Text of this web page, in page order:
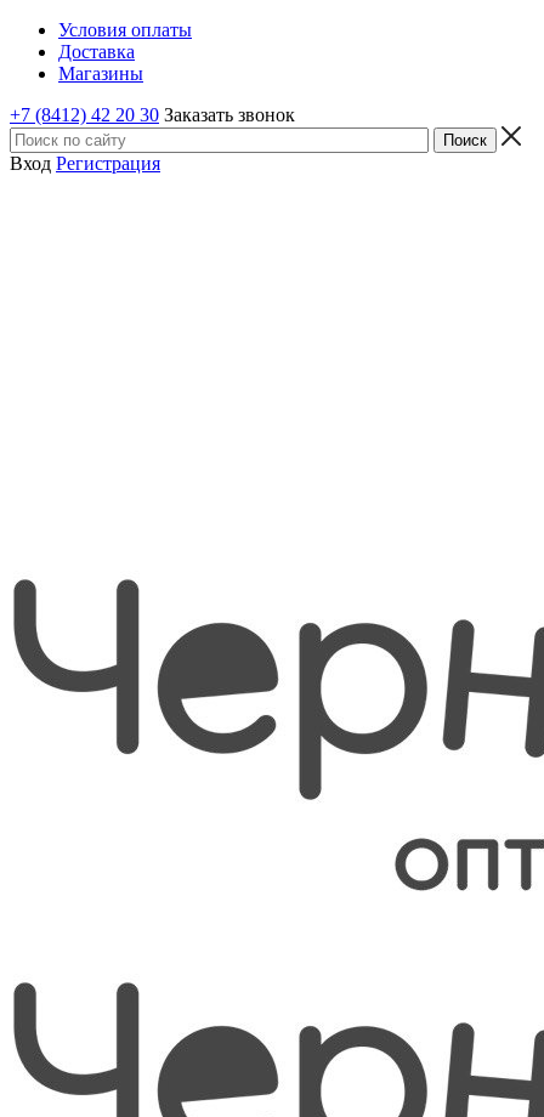
Условия оплаты
Доставка
Магазины
+7 (8412) 42 20 30 Заказать звонок
Вход Регистрация